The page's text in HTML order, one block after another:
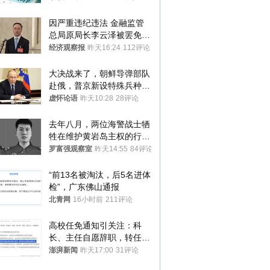
因严重违纪违法 金融监管
总局原局长李云泽被罢免全
国人大代表
经济观察报 昨天16:24 112评论
大决战来了，朝鲜导弹部队
赴俄，普京新设特殊兵种，
76岁老将扛旗
虚怀论语 昨天10:28 28评论
去年八月，两位海警战士牺
牲在维护黄岩岛主权的行动
中
罗富强观察室 昨天14:55 84评论
“前13名被淘汰，后5名进体
检”，广东佛山通报
北青网 16小时前 211评论
高校任免通知引关注：科
长、主任自愿辞职，转任思
政辅导员
澎湃新闻 昨天17:00 31评论